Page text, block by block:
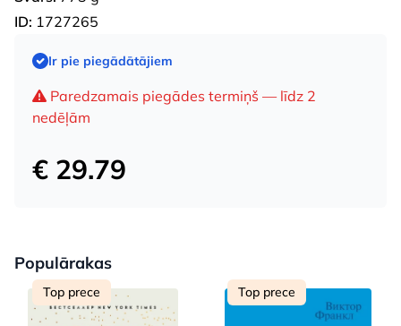
ID: 1727265
Ir pie piegādātājiem
Paredzamais piegādes termiņš — līdz 2
nedēļām
€ 29.79
Populārakas
Top prece Top prece